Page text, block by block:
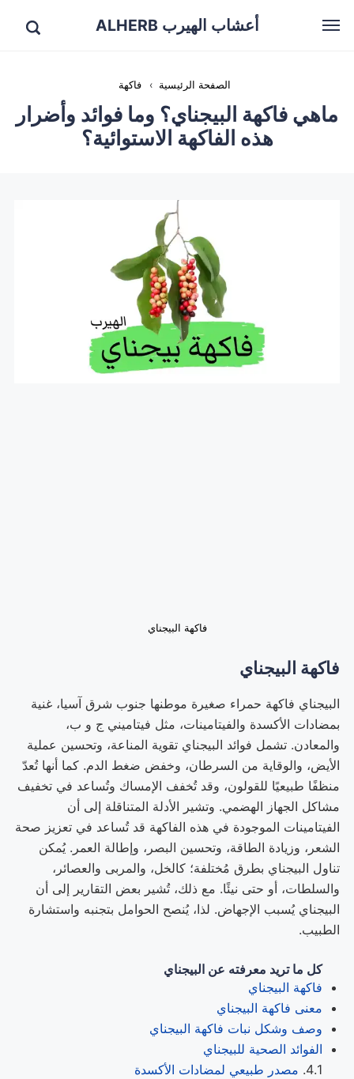
أعشاب الهيرب ALHERB
الصفحة الرئيسية › فاكهة
ماهي فاكهة البيجناي؟ وما فوائد وأضرار
هذه الفاكهة الاستوائية؟
فاكهة البيجناي
فاكهة البيجناي
البيجناي فاكهة حمراء صغيرة موطنها جنوب شرق آسيا، غنية
بمضادات الأكسدة والفيتامينات، مثل فيتاميني ج و ب،
والمعادن. تشمل فوائد البيجناي تقوية المناعة، وتحسين عملية
الأيض، والوقاية من السرطان، وخفض ضغط الدم. كما أنها تُعدّ
منظفًا طبيعيًا للقولون، وقد تُخفف الإمساك وتُساعد في تخفيف
مشاكل الجهاز الهضمي. وتشير الأدلة المتناقلة إلى أن
الفيتامينات الموجودة في هذه الفاكهة قد تُساعد في تعزيز صحة
الشعر، وزيادة الطاقة، وتحسين البصر، وإطالة العمر. يُمكن
تناول البيجناي بطرق مُختلفة؛ كالخل، والمربى والعصائر،
والسلطات، أو حتى نيئًا. مع ذلك، تُشير بعض التقارير إلى أن
البيجناي يُسبب الإجهاض. لذا، يُنصح الحوامل بتجنبه واستشارة
الطبيب.
كل ما تريد معرفته عن البيجناي
فاكهة البيجناي
معنى فاكهة البيجناي
وصف وشكل نبات فاكهة البيجناي
الفوائد الصحية للبيجناي
مصدر طبيعي لمضادات الأكسدة